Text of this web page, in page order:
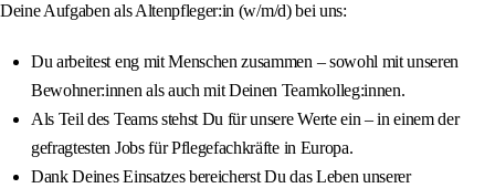
Deine Aufgaben als Altenpfleger:in (w/m/d) bei uns:
Du arbeitest eng mit Menschen zusammen – sowohl mit unseren
Bewohner:innen als auch mit Deinen Teamkolleg:innen.
Als Teil des Teams stehst Du für unsere Werte ein – in einem der
gefragtesten Jobs für Pflegefachkräfte in Europa.
Dank Deines Einsatzes bereicherst Du das Leben unserer